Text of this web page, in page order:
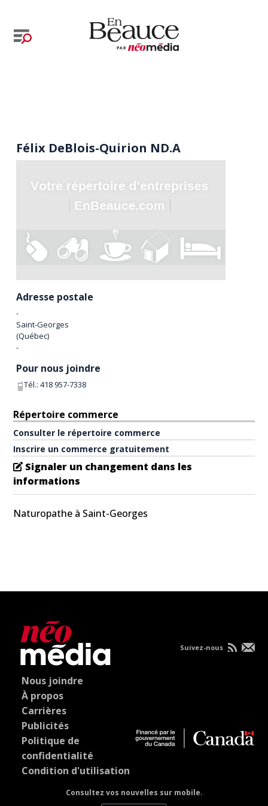
Félix DeBlois-Quirion ND.A
Adresse postale
-
Saint-Georges
(Québec)
-
Pour nous joindre
Tél.:418 957-7338
Répertoire commerce
Consulter le répertoire commerce
Inscrire un commerce gratuitement
Signaler un changement dans les
informations
Naturopathe à Saint-Georges
Nous joindre
À propos
Carrières
Publicités
Politique de
confidentialité
Condition d'utilisation
Consultez vos nouvelles sur mobile.
Suivez-nous